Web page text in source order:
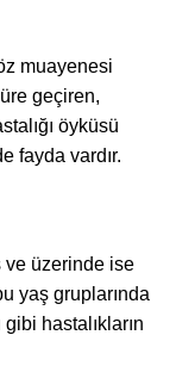
muayenesi
geçiren,
öyküsü
fayda vardır.
ve üzerinde ise
yaş gruplarında
hastalıkların